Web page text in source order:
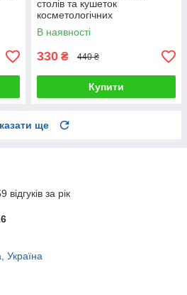
столів та кушеток
косметологічних
В наявності
330 ₴ 440 ₴
Купити
ще
за рік
Україна